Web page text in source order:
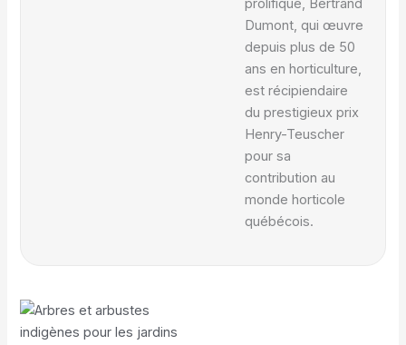
prolifique, Bertrand
Dumont, qui œuvre
depuis plus de 50
ans en horticulture,
est récipiendaire
du prestigieux prix
Henry-Teuscher
pour sa
contribution au
monde horticole
québécois.